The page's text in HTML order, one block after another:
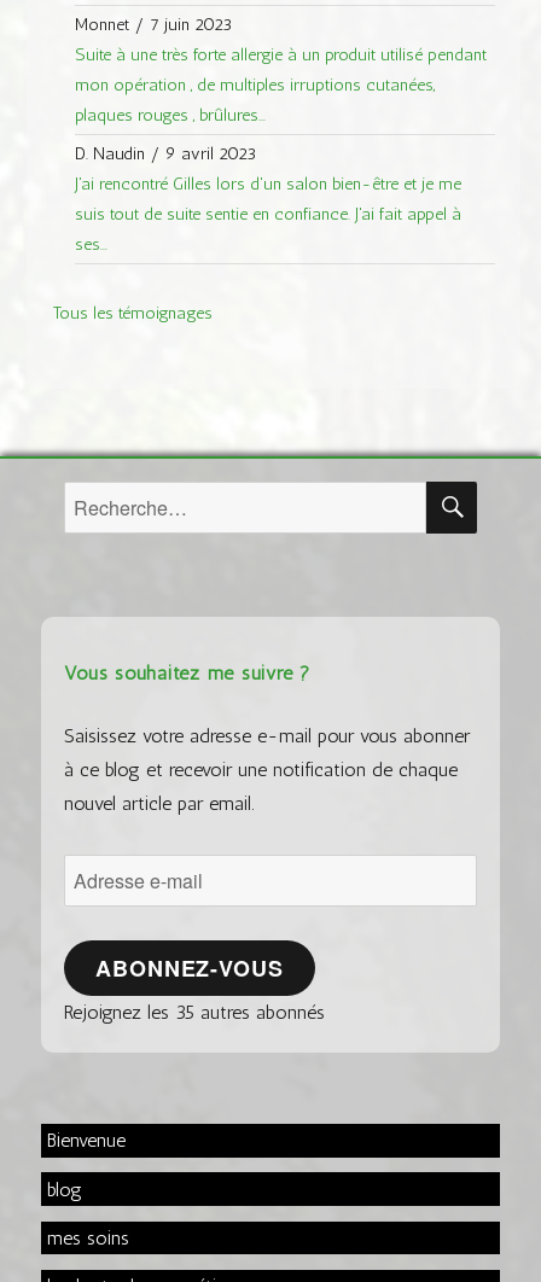
Monnet/ 7 juin 2023
Suite à une très forte allergie à un produit utilisé pendant
mon opération , de multiples irruptions cutanées,
plaques rouges , brûlures...
D. Naudin / 9 avril 2023
J'ai rencontré Gilles lors d'un salon bien-être et je me
suis tout de suite sentie en confiance. J'ai fait appel à
ses...
Tous les témoignages
Vous souhaitez me suivre ?
Saisissez votre adresse e-mail pour vous abonner
à ce blog et recevoir une notification de chaque
nouvel article par email.
Adresse
e-
mail
ABONNEZ-VOUS
Rejoignez les 35 autres abonnés
Bienvenue
blog
mes soins